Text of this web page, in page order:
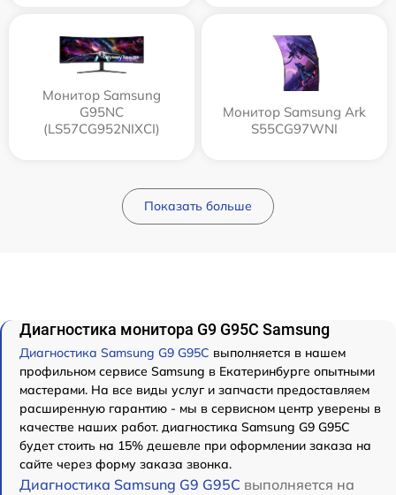
Монитор Samsung
G95NC
(LS57CG952NIXCI)
Монитор Samsung Ark
S55CG97WNI
Показать больше
Диагностика монитора G9 G95C Samsung
Диагностика Samsung G9 G95C выполняется в нашем
профильном сервисе Samsung в Екатеринбурге опытными
мастерами. На все виды услуг и запчасти предоставляем
расширенную гарантию - мы в сервисном центр уверены в
качестве наших работ. диагностика Samsung G9 G95C
будет стоить на 15% дешевле при оформлении заказа на
сайте через форму заказа звонка.
Диагностика Samsung G9 G95C выполняется на